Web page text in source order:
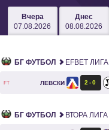
Вчера
07.08.2026
Днес
08.08.2026
БГ ФУТБОЛ EFBET ЛИГА
FT ЛЕВСКИ 2 0
БГ ФУТБОЛ ВТОРА ЛИГА